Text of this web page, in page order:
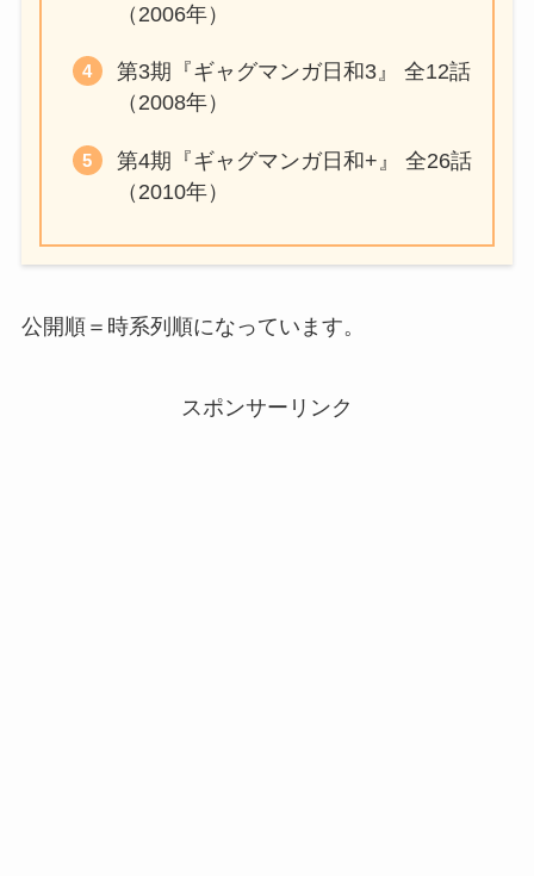
（2006年）
第3期『ギャグマンガ日和3』 全12話
（2008年）
第4期『ギャグマンガ日和+』 全26話
（2010年）
公開順＝時系列順になっています。
スポンサーリンク